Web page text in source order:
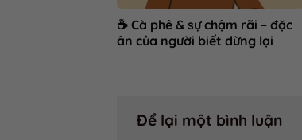
☕ Cà phê & sự chậm rãi – đặc
ân của người biết dừng lại
Để lại một bình luận